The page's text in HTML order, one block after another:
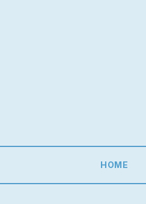
HOME